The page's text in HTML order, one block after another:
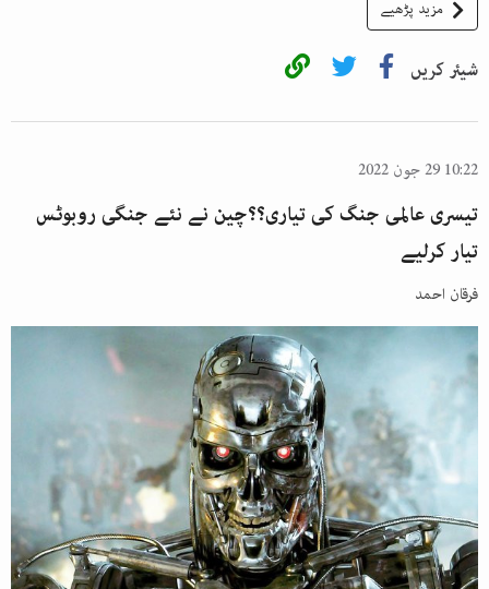
مزید پڑھیے
شیئر کریں
10:22 29 جون 2022
تیسری عالمی جنگ کی تیاری؟؟چین نے نئے جنگی روبوٹس
تیار کرلیے
فرقان احمد